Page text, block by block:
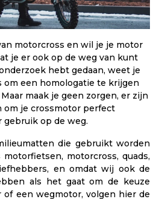
motorcross en wil je je motor
je er ook op de weg van kunt
hebt gedaan, weet je
om een homologatie te krijgen
maak je geen zorgen, er zijn
om je crossmotor perfect
op de weg.
die gebruikt worden
motorcross, quads,
en omdat wij ook de
als het gaat om de keuze
een wegmotor, volgen hier de